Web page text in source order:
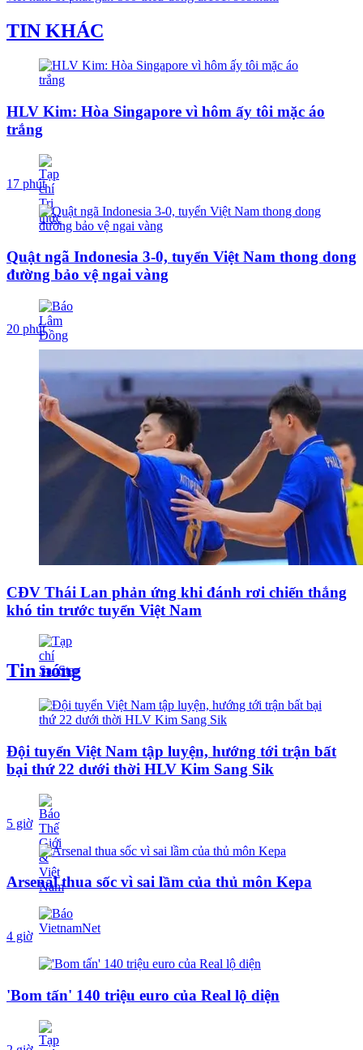
TIN KHÁC
HLV Kim: Hòa Singapore vì hôm ấy tôi mặc áo
trắng
17 phút
Quật ngã Indonesia 3-0, tuyển Việt Nam thong dong
đường bảo vệ ngai vàng
20 phút
CĐV Thái Lan phản ứng khi đánh rơi chiến thắng
khó tin trước tuyển Việt Nam
Tin nóng
Đội tuyển Việt Nam tập luyện, hướng tới trận bất
bại thứ 22 dưới thời HLV Kim Sang Sik
5 giờ
Arsenal thua sốc vì sai lầm của thủ môn Kepa
4 giờ
'Bom tấn' 140 triệu euro của Real lộ diện